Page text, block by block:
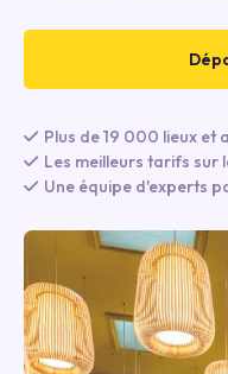
Plus de 19 000 lieux et
Les meilleurs tarifs sur
Une équipe d'experts